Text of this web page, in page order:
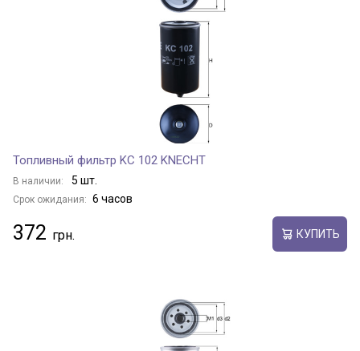
Топливный фильтр KC 102 KNECHT
В наличии: 5 шт.
Срок ожидания: 6 часов
372 КУПИТЬ